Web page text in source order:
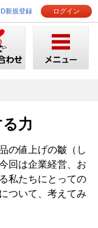
新規登録 ログイン
力
の値上げの皺（し
回は企業経営、お
私たちにとっての
ついて、考えてみ